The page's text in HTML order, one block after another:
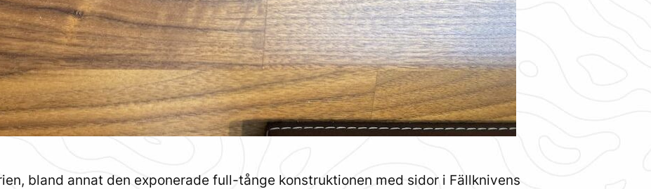
bland annat den exponerade full-tånge konstruktionen med sidor i Fällknivens